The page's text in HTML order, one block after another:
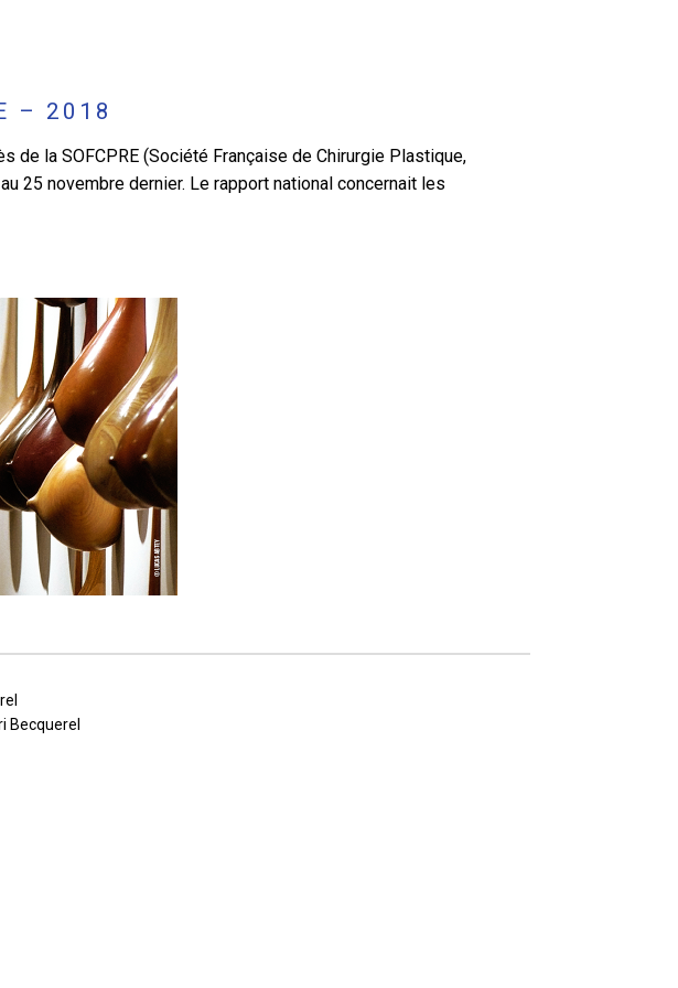
– 2018
de la SOFCPRE (Société Française de Chirurgie Plastique,
25 novembre dernier. Le rapport national concernait les
Becquerel